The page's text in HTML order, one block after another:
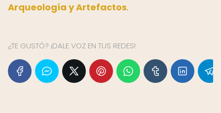
Arqueología y Artefactos.
¿TE GUSTÓ? ¡DALE VOZ EN TUS REDES!